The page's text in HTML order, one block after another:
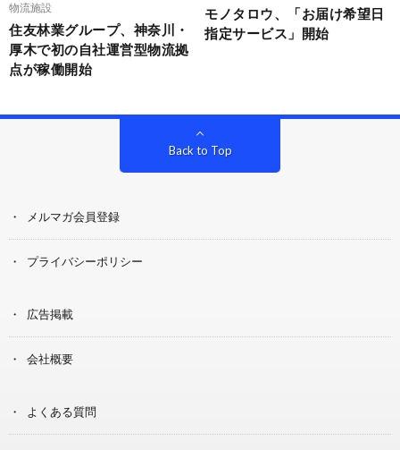
物流施設
住友林業グループ、神奈川・
厚木で初の自社運営型物流拠
点が稼働開始
モノタロウ、「お届け希望日
指定サービス」開始
Back to Top
メルマガ会員登録
プライバシーポリシー
広告掲載
会社概要
よくある質問